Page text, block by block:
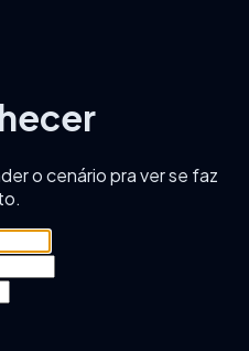
o cenário pra ver se faz